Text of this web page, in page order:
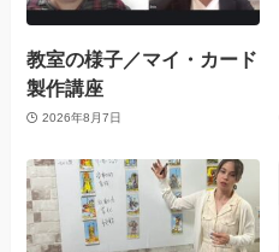
教室の様子／マイ・カード
製作講座
2026年8月7日